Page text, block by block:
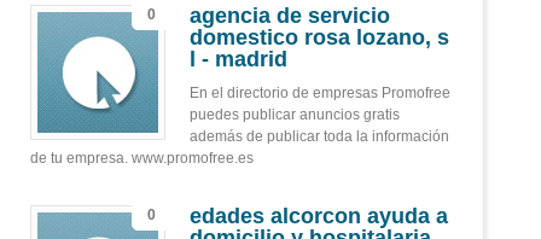
0
agencia de servicio
domestico rosa lozano, s
l - madrid
En el directorio de empresas Promofree
puedes publicar anuncios gratis
además de publicar toda la información
de tu empresa. www.promofree.es
0
edades alcorcon ayuda a